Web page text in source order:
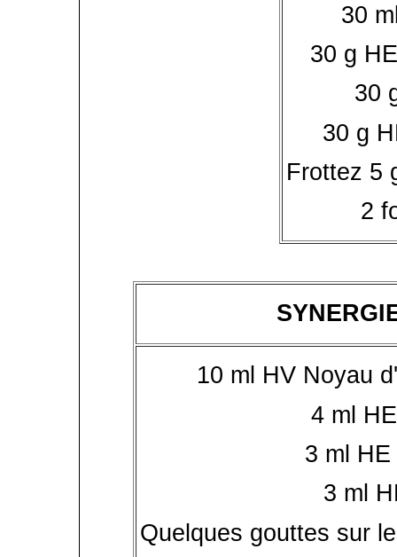
30
30 g
30
30 g
Frottez 5
2
10 ml HV Noyau
4 ml
3 ml
3 ml
Quelques gouttes sur